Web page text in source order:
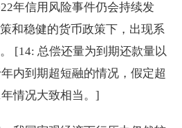
年信用风险事件仍会持续发
和稳健的货币政策下，出现系
[14: 总偿还量为到期还款量以
内到期超短融的情况，假定超
情况大致相当。]